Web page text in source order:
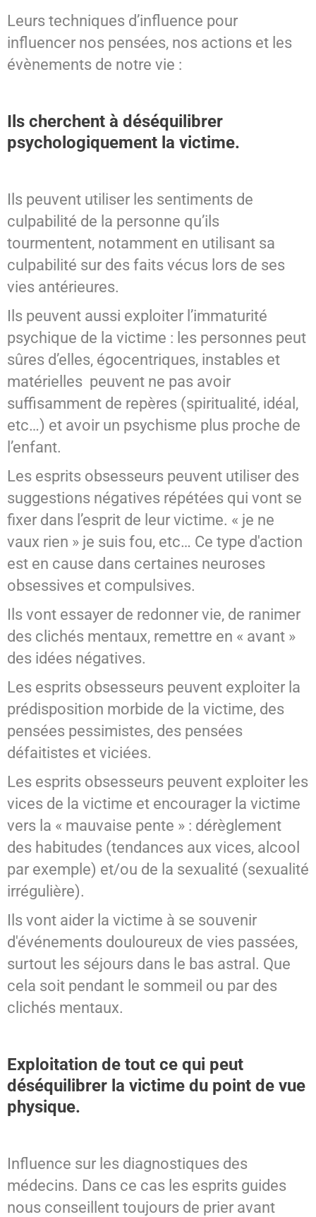
Leurs techniques d’influence pour
influencer nos pensées, nos actions et les
évènements de notre vie :
Ils cherchent à déséquilibrer
psychologiquement la victime.
Ils peuvent utiliser les sentiments de
culpabilité de la personne qu’ils
tourmentent, notamment en utilisant sa
culpabilité sur des faits vécus lors de ses
vies antérieures.
Ils peuvent aussi exploiter l’immaturité
psychique de la victime : les personnes peut
sûres d’elles, égocentriques, instables et
matérielles peuvent ne pas avoir
suffisamment de repères (spiritualité, idéal,
etc…) et avoir un psychisme plus proche de
l’enfant.
Les esprits obsesseurs peuvent utiliser des
suggestions négatives répétées qui vont se
fixer dans l’esprit de leur victime. « je ne
vaux rien » je suis fou, etc… Ce type d'action
est en cause dans certaines neuroses
obsessives et compulsives.
Ils vont essayer de redonner vie, de ranimer
des clichés mentaux, remettre en « avant »
des idées négatives.
Les esprits obsesseurs peuvent exploiter la
prédisposition morbide de la victime, des
pensées pessimistes, des pensées
défaitistes et viciées.
Les esprits obsesseurs peuvent exploiter les
vices de la victime et encourager la victime
vers la « mauvaise pente » : dérèglement
des habitudes (tendances aux vices, alcool
par exemple) et/ou de la sexualité (sexualité
irrégulière).
Ils vont aider la victime à se souvenir
d'événements douloureux de vies passées,
surtout les séjours dans le bas astral. Que
cela soit pendant le sommeil ou par des
clichés mentaux.
Exploitation de tout ce qui peut
déséquilibrer la victime du point de vue
physique.
Influence sur les diagnostiques des
médecins. Dans ce cas les esprits guides
nous conseillent toujours de prier avant